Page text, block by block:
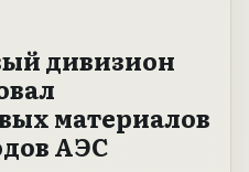
дивизион
материалов
АЭС